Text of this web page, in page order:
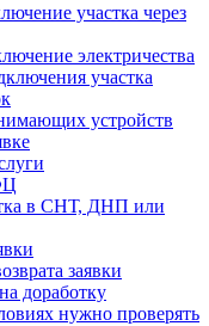
участка через
электричества
участка
устройств
в СНТ, ДНП или
заявки
доработку
нужно проверять